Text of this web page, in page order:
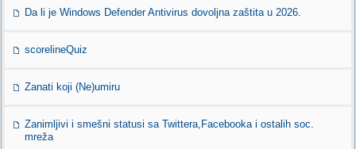
Da li je Windows Defender Antivirus dovoljna zaštita u 2026.
scorelineQuiz
Zanati koji (Ne)umiru
Zanimljivi i smešni statusi sa Twittera,Facebooka i ostalih soc.
mreža